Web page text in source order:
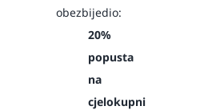
obezbijedio:
20%
popusta
na
cjelokupni